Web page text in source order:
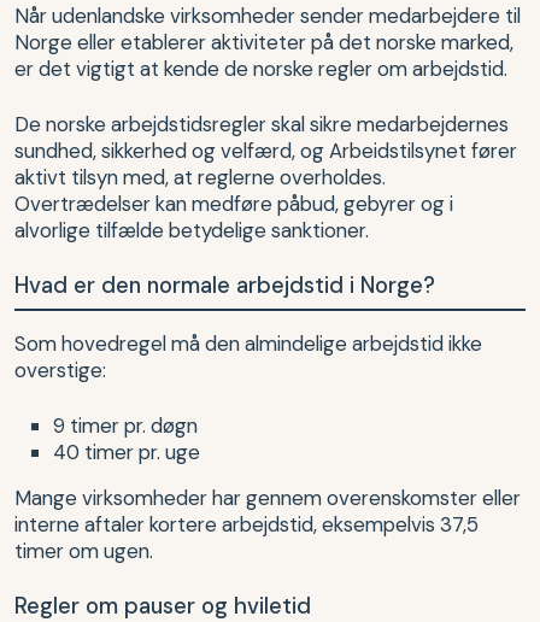
Når udenlandske virksomheder sender medarbejdere til
Norge eller etablerer aktiviteter på det norske marked,
er det vigtigt at kende de norske regler om arbejdstid.
De norske arbejdstidsregler skal sikre medarbejdernes
sundhed, sikkerhed og velfærd, og Arbeidstilsynet fører
aktivt tilsyn med, at reglerne overholdes.
Overtrædelser kan medføre påbud, gebyrer og i
alvorlige tilfælde betydelige sanktioner.
Hvad er den normale arbejdstid i Norge?
Som hovedregel må den almindelige arbejdstid ikke
overstige:
9 timer pr. døgn
40 timer pr. uge
Mange virksomheder har gennem overenskomster eller
interne aftaler kortere arbejdstid, eksempelvis 37,5
timer om ugen.
Regler om pauser og hviletid